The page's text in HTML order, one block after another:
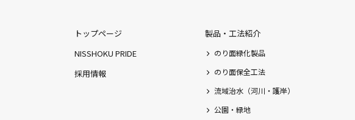
トップページ
NISSHOKU PRIDE
採用情報
製品・工法紹介
のり面緑化製品
のり面保全工法
流域治水（河川・護岸）
公園・緑地